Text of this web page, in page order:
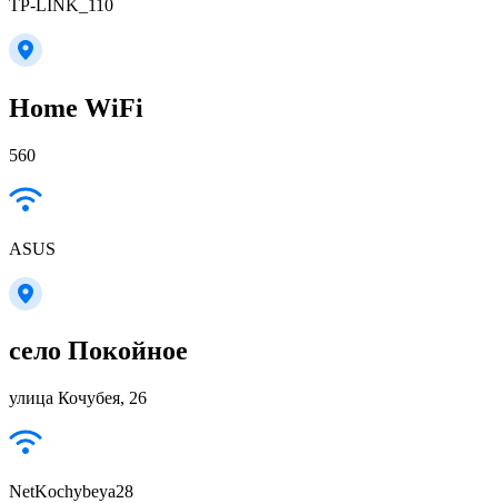
TP-LINK_110
Home WiFi
560
ASUS
село Покойное
улица Кочубея, 26
NetKochybeya28